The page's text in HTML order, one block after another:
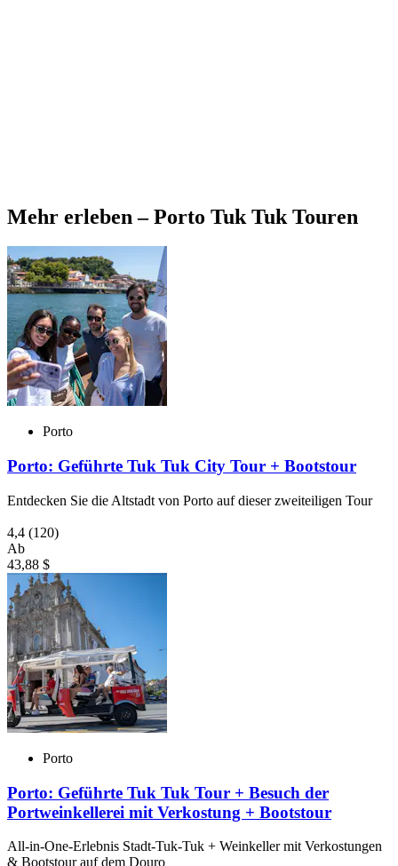
Mehr erleben – Porto Tuk Tuk Touren
Porto
Porto: Geführte Tuk Tuk City Tour + Bootstour
Entdecken Sie die Altstadt von Porto auf dieser zweiteiligen Tour
4,4 (120)
Ab
43,88 $
Porto
Porto: Geführte Tuk Tuk Tour + Besuch der
Portweinkellerei mit Verkostung + Bootstour
All-in-One-Erlebnis Stadt-Tuk-Tuk + Weinkeller mit Verkostungen
& Bootstour auf dem Douro